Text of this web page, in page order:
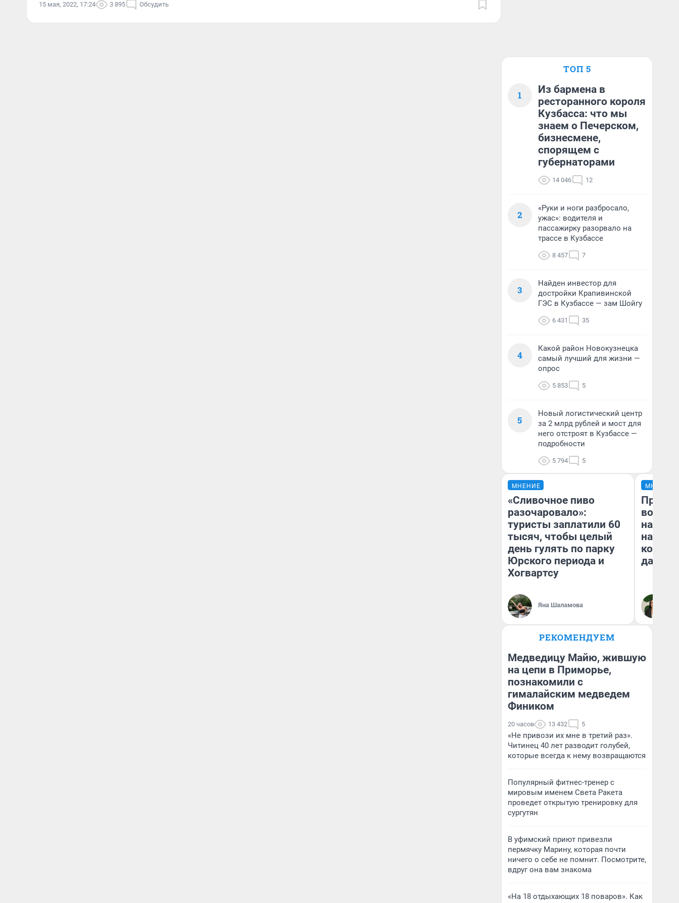
15 мая, 2022, 17:24 3 895 Обсудить
ТОП 5
1
Из бармена в
ресторанного короля
Кузбасса: что мы
знаем о Печерском,
бизнесмене,
спорящем с
губернаторами
14 046 12
2
«Руки и ноги разбросало,
ужас»: водителя и
пассажирку разорвало на
трассе в Кузбассе
8 457 7
3
Найден инвестор для
достройки Крапивинской
ГЭС в Кузбассе — зам Шойгу
6 431 35
4
Какой район Новокузнецка
самый лучший для жизни —
опрос
5 853 5
5
Новый логистический центр
за 2 млрд рублей и мост для
него отстроят в Кузбассе —
подробности
5 794 5
МНЕНИЕ
«Сливочное пиво
разочаровало»:
туристы заплатили 60
тысяч, чтобы целый
день гулять по парку
Юрского периода и
Хогвартсу
Яна Шаламова
МНЕНИЕ
нам
даже
РЕКОМЕНДУЕМ
Медведицу Майю, жившую
на цепи в Приморье,
познакомили с
гималайским медведем
Фиником
20 часов 13 432 5
«Не привози их мне в третий раз».
Читинец 40 лет разводит голубей,
которые всегда к нему возвращаются
Популярный фитнес-тренер с
мировым именем Света Ракета
проведет открытую тренировку для
сургутян
В уфимский приют привезли
пермячку Марину, которая почти
ничего о себе не помнит. Посмотрите,
вдруг она вам знакома
«На 18 отдыхающих 18 поваров». Как